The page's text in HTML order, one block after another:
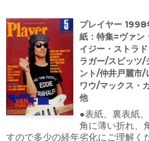
プレイヤー 1998
紙：特集=ヴァン
イジー・ストラ
ラガー/スピッツ/
ント/仲井戸麗市/
ワウ/マックス・
他
●表紙、裏表紙
角に薄い折れ、
すので多少の経年劣化にご理解く